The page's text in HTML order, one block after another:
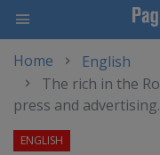
main
content
Home
English
The rich in the
press and